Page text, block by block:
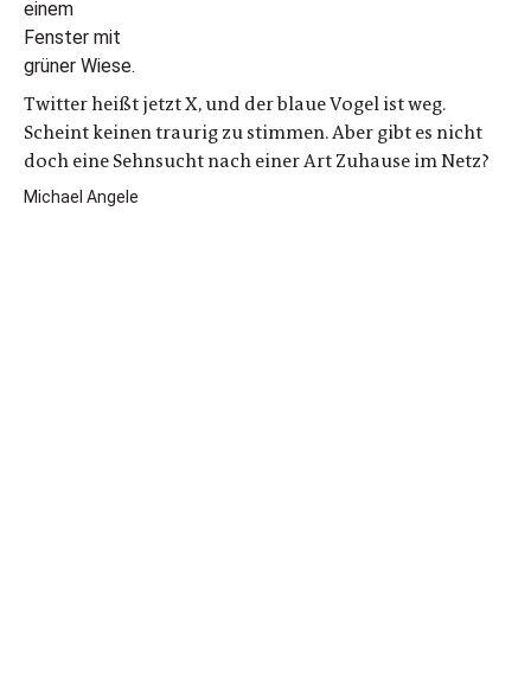
Twitter heißt jetzt X, und der blaue Vogel ist weg.
Scheint keinen traurig zu stimmen. Aber gibt es nicht
doch eine Sehnsucht nach einer Art Zuhause im Netz?
Michael Angele